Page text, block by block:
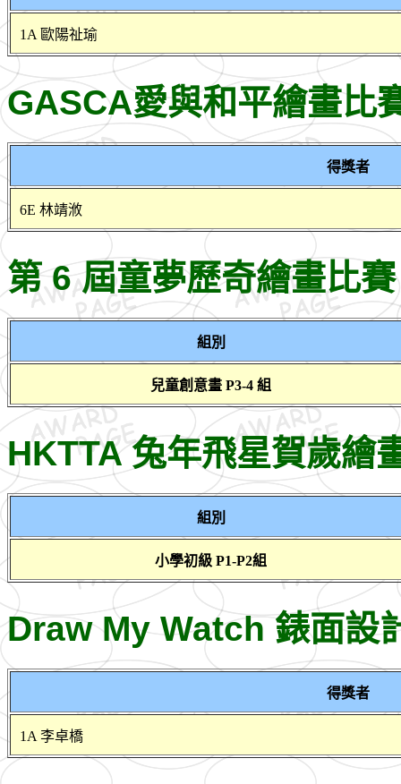
1A 歐陽祉瑜
GASCA愛與和平繪畫比
得獎者
6E 林靖浟
第 6 屆童夢歷奇繪畫比賽
組別
兒童創意畫 P3-4 組
HKTTA 兔年飛星賀歲繪
組別
小學初級 P1-P2組
Draw My Watch 錶面設
得獎者
1A 李卓橋